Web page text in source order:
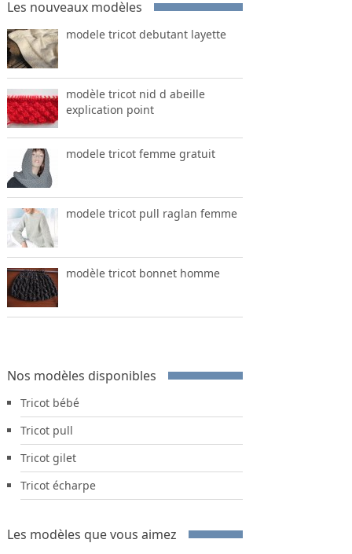
Les nouveaux modèles
modele tricot debutant layette
modèle tricot nid d abeille
explication point
modele tricot femme gratuit
modele tricot pull raglan femme
modèle tricot bonnet homme
Nos modèles disponibles
Tricot bébé
Tricot pull
Tricot gilet
Tricot écharpe
Les modèles que vous aimez